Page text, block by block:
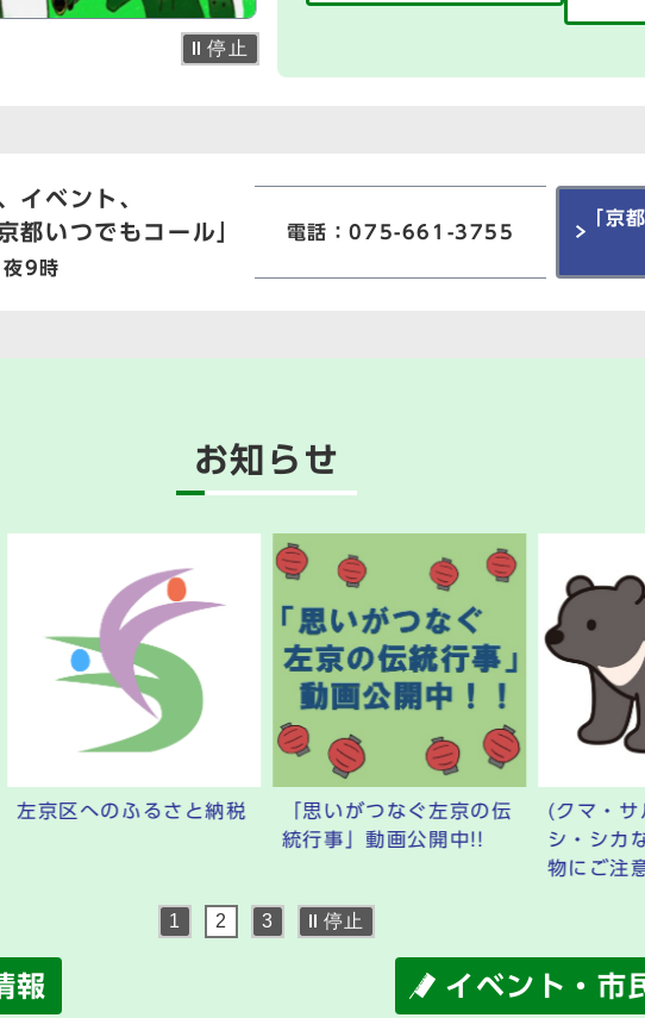
停止
イベント、
都いつでもコール」
9時
電話：075-661-3755
「京
お知らせ
左京区へのふるさと納税
「思いがつなぐ左京の伝
統行事」動画公開中!!
(クマ・サ
シ・シカ
物にご注
1 2 3 停止
報 イベント・市